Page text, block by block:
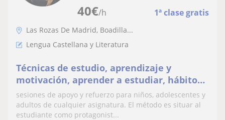
40€/h 1ª clase gratis
Las Rozas De Madrid, Boadilla...
Lengua Castellana y Literatura
Técnicas de estudio, aprendizaje y
motivación, aprender a estudiar, hábitos
de estudio y planificación, concentración
y aprovechamiento del tiempo
sesiones de apoyo y refuerzo para niños, adolescentes y
adultos de cualquier asignatura. El método es situar al
estudiante como protagonist...